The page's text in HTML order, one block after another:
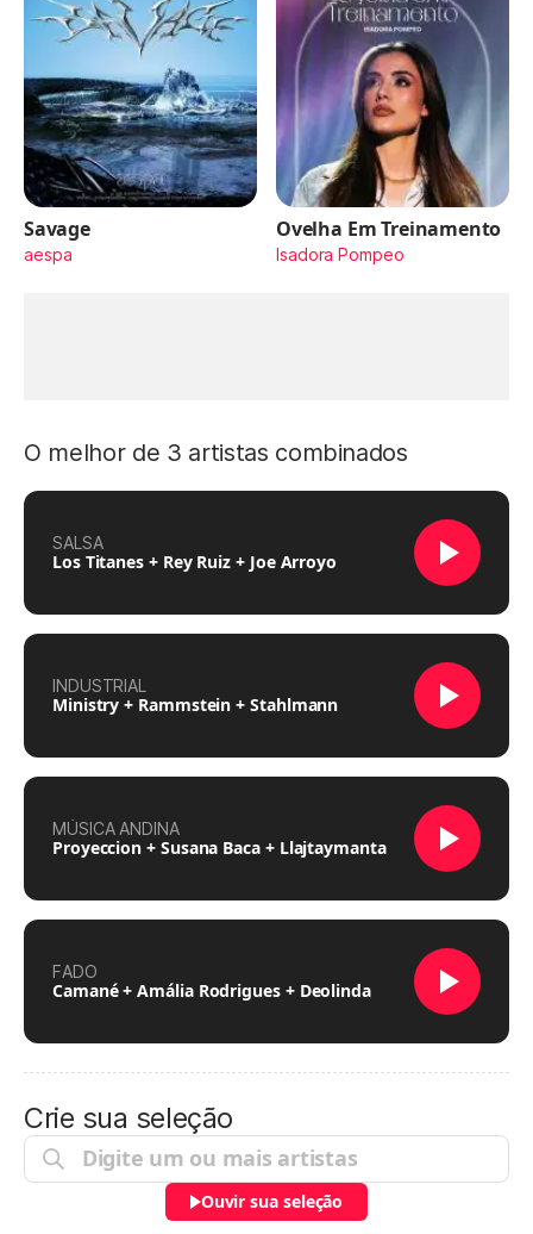
Savage
aespa
Ovelha Em Treinamento
Isadora Pompeo
O melhor de 3 artistas combinados
SALSA
Los Titanes + Rey Ruiz + Joe Arroyo
INDUSTRIAL
Ministry + Rammstein + Stahlmann
MÚSICA ANDINA
Proyeccion + Susana Baca + Llajtaymanta
FADO
Camané + Amália Rodrigues + Deolinda
Crie sua seleção
Ouvir sua seleção